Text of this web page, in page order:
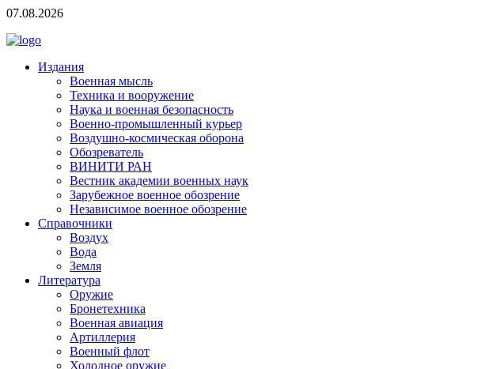
07.08.2026
Издания
Военная мысль
Техника и вооружение
Наука и военная безопасность
Военно-промышленный курьер
Воздушно-космическая оборона
Обозреватель
ВИНИТИ РАН
Вестник академии военных наук
Зарубежное военное обозрение
Независимое военное обозрение
Справочники
Воздух
Вода
Земля
Литература
Оружие
Бронетехника
Военная авиация
Артиллерия
Военный флот
Холодное оружие